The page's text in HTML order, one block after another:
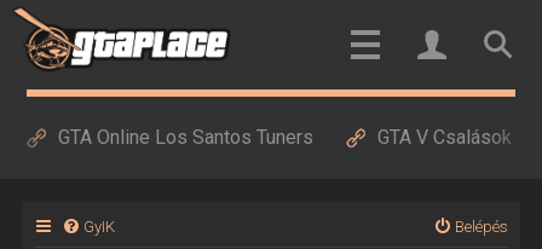
GTA Online Los Santos Tuners GTA V Csalások
GyIK Belépés